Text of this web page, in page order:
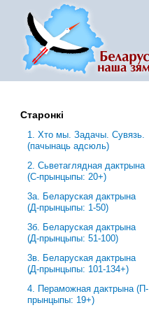
Старонкі
1. Хто мы. Задачы. Сувязь.
(пачынаць адсюль)
2. Сьветаглядная дактрына
(С-прынцыпы: 20+)
3a. Беларуская дактрына
(Д-прынцыпы: 1-50)
3б. Беларуская дактрына
(Д-прынцыпы: 51-100)
3в. Беларуская дактрына
(Д-прынцыпы: 101-134+)
4. Пераможная дактрына (П-
прынцыпы: 19+)